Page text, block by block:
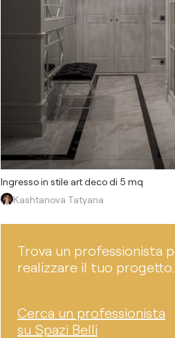
Ingresso in stile art deco di 5 mq
Kashtanova Tatyana
Trova un professionista
realizzare il tuo progetto.
Cerca un professionista
su Spazi Belli